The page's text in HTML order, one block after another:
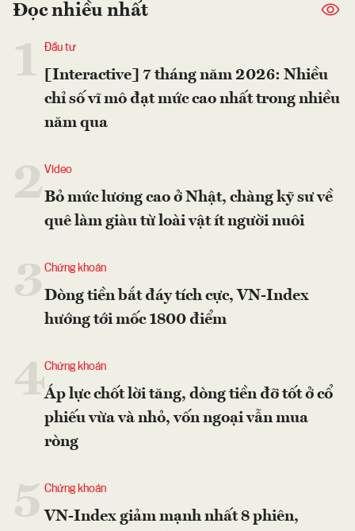
Đọc nhiều nhất
Đầu tư
[Interactive] 7 tháng năm 2026: Nhiều
chỉ số vĩ mô đạt mức cao nhất trong nhiều
năm qua
2Video
Bỏ mức lương cao ở Nhật, chàng kỹ sư về
quê làm giàu từ loài vật ít người nuôi
Chứng khoán
Dòng tiền bắt đáy tích cực, VN-Index
hướng tới mốc 1800 điểm
4Chứng khoán
Áp lực chốt lời tăng, dòng tiền đỡ tốt ở cổ
phiếu vừa và nhỏ, vốn ngoại vẫn mua
ròng
Chứng khoán
VN-Index giảm mạnh nhất 8 phiên,